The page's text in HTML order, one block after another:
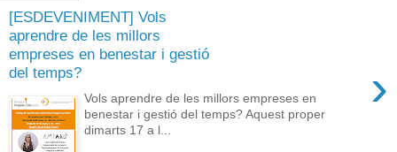
[ESDEVENIMENT] Vols
aprendre de les millors
empreses en benestar i gestió
del temps?
›
Vols aprendre de les millors empreses en
benestar i gestió del temps? Aquest proper
dimarts 17 a l...